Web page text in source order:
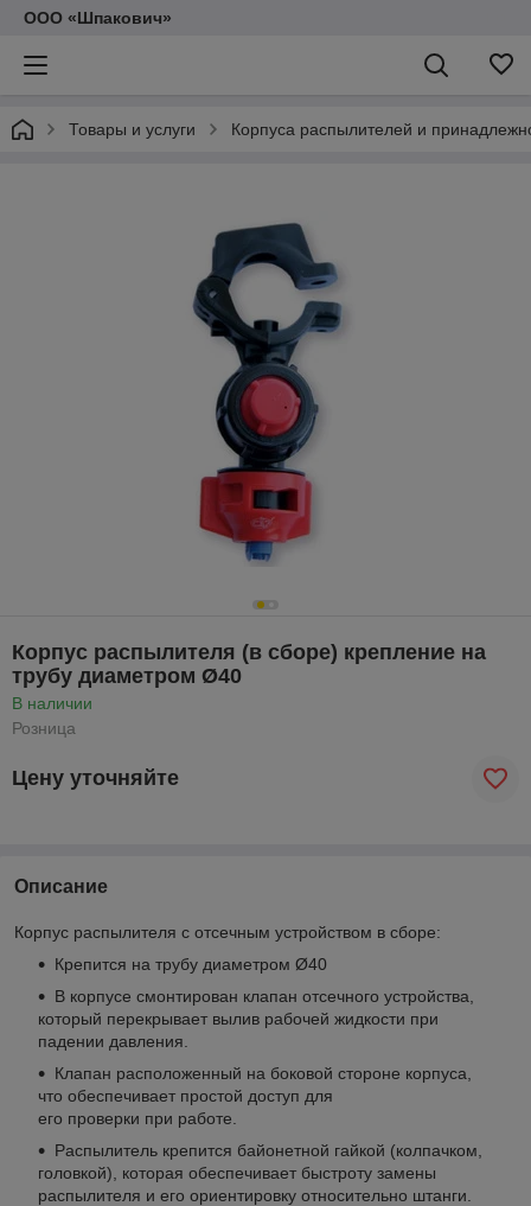
ООО «Шпакович»
Товары и услуги Корпуса распылителей и
Корпус распылителя (в сборе) крепление на
трубу диаметром Ø40
В наличии
Розница
Цену уточняйте
Описание
Корпус распылителя с отсечным устройством в сборе:
Крепится на трубу диаметром Ø40
В корпусе смонтирован клапан отсечного устройства,
который перекрывает вылив рабочей жидкости при
падении давления.
Клапан расположенный на боковой стороне корпуса,
что обеспечивает простой доступ для
его проверки при работе.
Распылитель крепится байонетной гайкой (колпачком,
головкой), которая обеспечивает быстроту замены
распылителя и его ориентировку относительно штанги.